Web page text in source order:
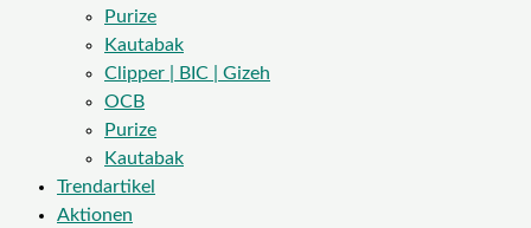
Purize
Kautabak
Clipper | BIC | Gizeh
OCB
Purize
Kautabak
Trendartikel
Aktionen